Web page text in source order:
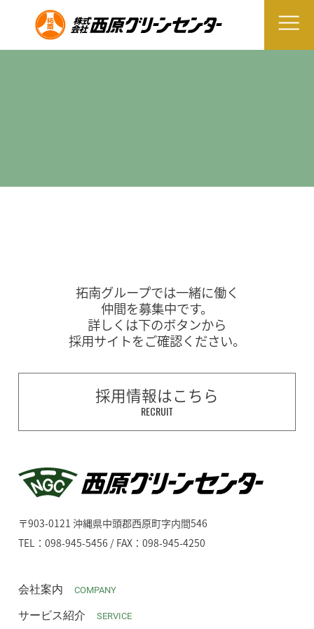
拓南グループでは一緒に働く
仲間を募集中です。
詳しくは下のボタンから
採用サイトをご確認ください。
採用情報はこちら
RECRUIT
〒903-0121 沖縄県中頭郡西原町字内間546
TEL：098-945-5456 / FAX：098-945-4250
会社案内 COMPANY
サービス紹介 SERVICE